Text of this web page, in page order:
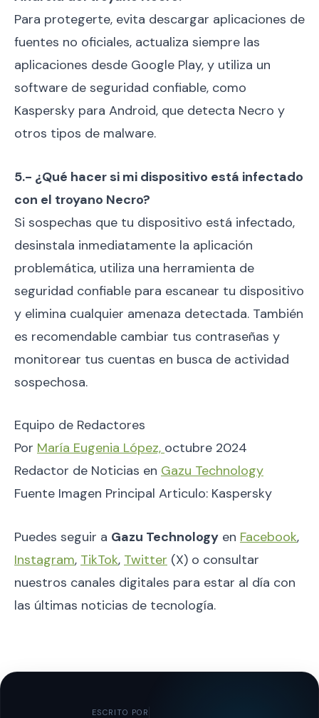
Para protegerte, evita descargar aplicaciones de
fuentes no oficiales, actualiza siempre las
aplicaciones desde Google Play, y utiliza un
software de seguridad confiable, como
Kaspersky para Android, que detecta Necro y
otros tipos de malware.
5.- ¿Qué hacer si mi dispositivo está infectado
con el troyano Necro?
Si sospechas que tu dispositivo está infectado,
desinstala inmediatamente la aplicación
problemática, utiliza una herramienta de
seguridad confiable para escanear tu dispositivo
y elimina cualquier amenaza detectada. También
es recomendable cambiar tus contraseñas y
monitorear tus cuentas en busca de actividad
sospechosa.
Equipo de Redactores
Por María Eugenia López, octubre 2024
Redactor de Noticias en Gazu Technology
Fuente Imagen Principal Articulo: Kaspersky
Puedes seguir a Gazu Technology en Facebook,
Instagram, TikTok, Twitter (X) o consultar
nuestros canales digitales para estar al día con
las últimas noticias de tecnología.
ESCRITO POR